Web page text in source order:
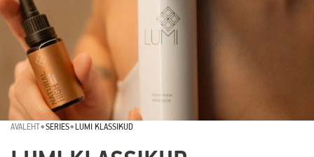
AVALEHT SERIES LUMI KLASSIKUD